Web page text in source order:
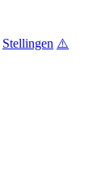
Stellingen ⚠️